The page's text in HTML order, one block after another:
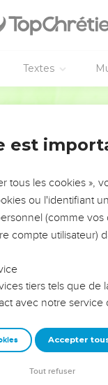
Textes
!
leur vision. Mais on
même que ce sont
sur les erreurs
afin que leurs
un groupe ou une
est
tous les cookies »,
ou l'identifiant
(comme
compte utilisateur)
tiers tels que
avec notre service
Accepter
Tout refuser